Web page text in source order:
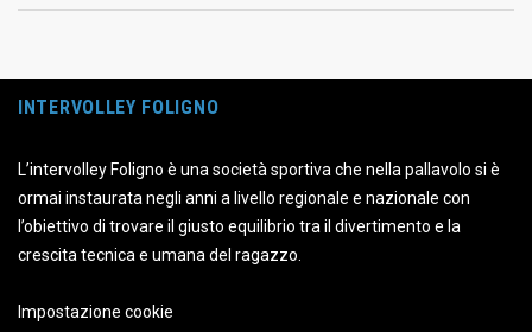
INTERVOLLEY FOLIGNO
L’intervolley Foligno è una società sportiva che nella pallavolo si è
ormai instaurata negli anni a livello regionale e nazionale con
l’obiettivo di trovare il giusto equilibrio tra il divertimento e la
crescita tecnica e umana del ragazzo.
Impostazione cookie